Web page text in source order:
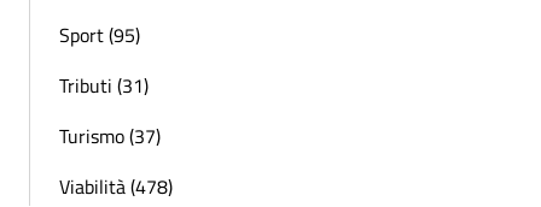
Sport (95)
Tributi (31)
Turismo (37)
Viabilità (478)